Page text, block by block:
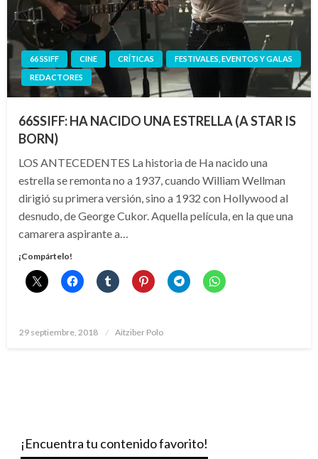
66 SSIFF CINE CRÍTICAS
FESTIVALES, EVENTOS Y GALAS
REDACTORES
66SSIFF: HA NACIDO UNA ESTRELLA (A STAR IS
BORN)
LOS ANTECEDENTES La historia de Ha nacido una
estrella se remonta no a 1937, cuando William Wellman
dirigió su primera versión, sino a 1932 con Hollywood al
desnudo, de George Cukor. Aquella película, en la que una
camarera aspirante a…
¡Compártelo!
Publicado
29 septiembre, 2018 Aitziber Polo
¡Encuentra tu contenido favorito!